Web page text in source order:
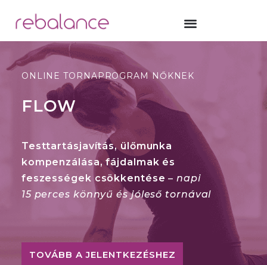
ONLINE TORNAPROGRAM NŐKNEK
FLOW
Testtartásjavítás, ülőmunka
kompenzálása, fájdalmak és
feszességek csökkentése –napi
15 perces könnyű és jóleső tornával
TOVÁBB A JELENTKEZÉSHEZ